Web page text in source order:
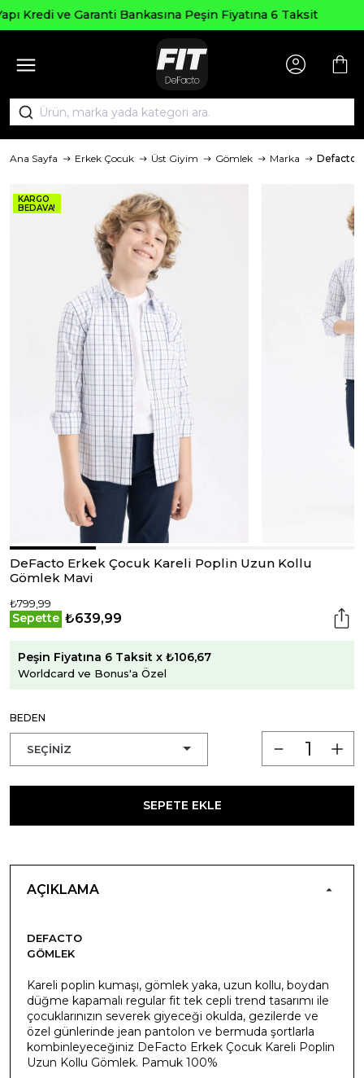
Peşin Fiyatına 6 Taksit
Ana Sayfa Erkek Çocuk Üst Giyim Gömlek Marka Defacto
KARGO
BEDAVA!
DeFacto Erkek Çocuk Kareli Poplin Uzun Kollu
Gömlek Mavi
₺799,99
Sepette ₺639,99
Peşin Fiyatına 6 Taksit x ₺106,67
Worldcard ve Bonus'a Özel
BEDEN
SEPETE EKLE
AÇIKLAMA
DEFACTO
GÖMLEK
Kareli poplin kumaşı, gömlek yaka, uzun kollu, boydan
düğme kapamalı regular fit tek cepli trend tasarımı ile
çocuklarınızın severek giyeceği okulda, gezilerde ve
özel günlerinde jean pantolon ve bermuda şortlarla
kombinleyeceğiniz DeFacto Erkek Çocuk Kareli Poplin
Uzun Kollu Gömlek. Pamuk 100%